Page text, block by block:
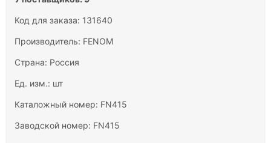
Код для заказа: 131640
Производитель: FENOM
Страна: Россия
Ед. изм.: шт
Каталожный номер: FN415
Заводской номер: FN415